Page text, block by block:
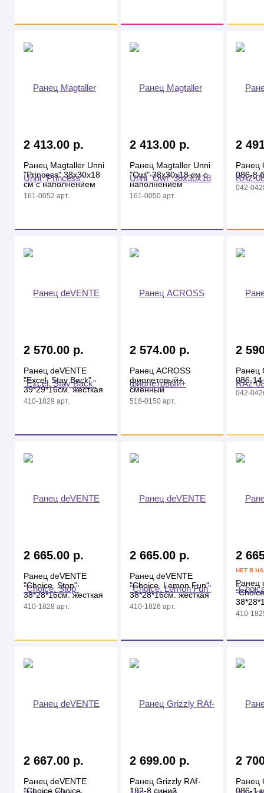
2 413.00 р.
Ранец Magtaller Unni
"Princess" 38х30х18
см c наполнением
(мешок+пенал)
161-0052 арт.
2 413.00 р.
Ранец Magtaller Unni
"Owl" 38х30х18 см c
наполнением
(мешок+пенал)
161-0050 арт.
2
Ранец
086-8
042-
2 570.00 р.
Ранец deVENTE
"Excel. Stay Back"
39*29*16см. жесткая
спинка. 1 отделения,
410-1829 арт.
2 574.00 р.
Ранец ACROSS
фиолетовый+
сменный
мешок+брелок
518-0150 арт.
2
Ранец
086-
042-
2 665.00 р.
Ранец deVENTE
"Choice. Stop"
38*28*16см. жесткая
спинка. 1 отделения,
410-1828 арт.
2 665.00 р.
Ранец deVENTE
"Choice. Lemon Fun"
38*28*16см. жесткая
спинка. 1отд, 2
410-1826 арт.
2
НЕТ В
Ранец
410-
2 667.00 р.
Ранец deVENTE
"Choice.Choice.
2 699.00 р.
Ранец Grizzly RAf-
192-8 синий
2
Ранец
086-1